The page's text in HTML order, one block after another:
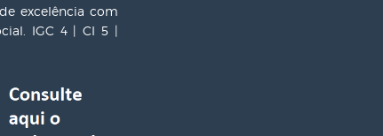
excelência com
IGC 4 | CI 5 |